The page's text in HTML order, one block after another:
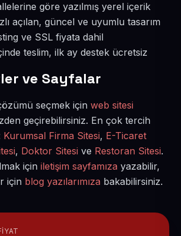
göre yazılmış yerel içerik
açılan, güncel ve uyumlu tasarım
ve SSL fiyata dahil
teslim, ilk ay destek ücretsiz
ve Sayfalar
seçmek için web sitesi
geçirebilirsiniz. En çok tercih
Kurumsal Firma Sitesi, E-Ticaret
, Doktor Sitesi ve Restoran Sitesi.
için iletişim sayfamıza yazabilir,
için blog yazılarımıza bakabilirsiniz.